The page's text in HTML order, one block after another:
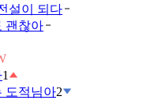
설이 되다
괜찮아
1
도적님아2